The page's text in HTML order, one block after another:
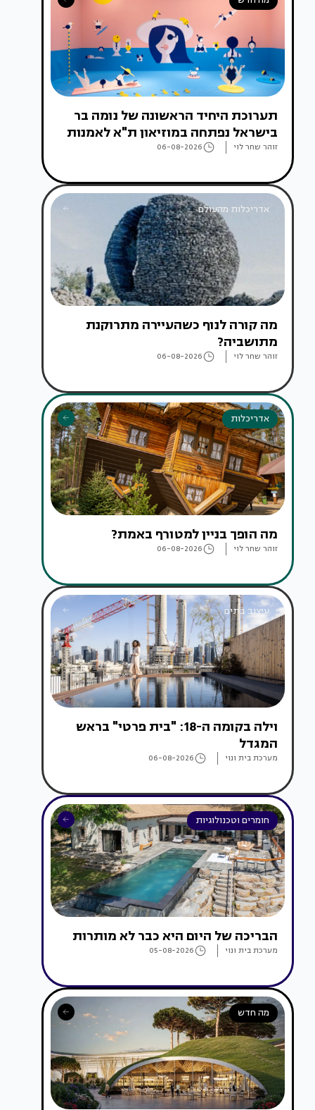
תערוכת היחיד הראשונה של נומה בר
בישראל נפתחה במוזיאון ת"א לאמנות
זוהר שחר לוי 06-08-2026
אדריכלות מהעולם
מה קורה לנוף כשהעיירה מתרוקנת
מתושביה?
זוהר שחר לוי 06-08-2026
אדריכלות
מה הופך בניין למטורף באמת?
זוהר שחר לוי 06-08-2026
עיצוב בתים
וילה בקומה ה-18: "בית פרטי" בראש
המגדל
מערכת בית ונוי 06-08-2026
חומרים וטכנולוגיות
הבריכה של היום היא כבר לא מותרות
מערכת בית ונוי 05-08-2026
מה חדש